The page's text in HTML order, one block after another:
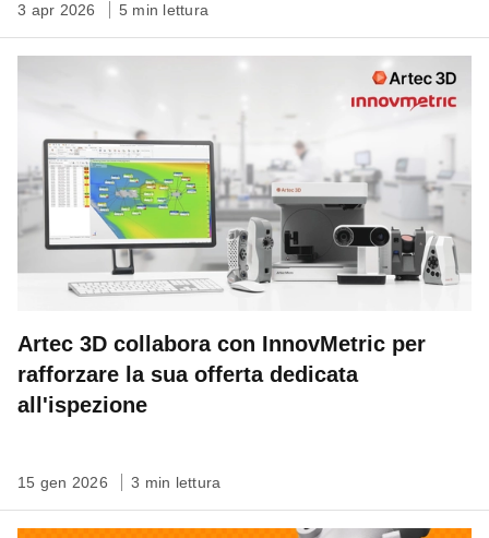
3 apr 2026 5 min lettura
Artec 3D collabora con InnovMetric per
rafforzare la sua offerta dedicata
all'ispezione
15 gen 2026 3 min lettura